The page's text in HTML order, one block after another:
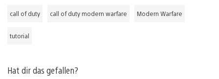
call of duty call of duty modern warfare Modern Warfare
tutorial
Hat dir das gefallen?